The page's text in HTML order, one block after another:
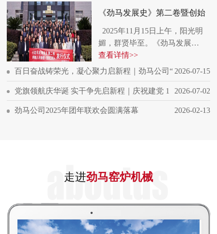
《劲马发展史》第二卷暨创始
2025年11月15日上午，阳光明
媚，群贤毕至。《劲马发展…
查看详情>>
2026-07-15
百日奋战铸荣光，凝心聚力启新程｜劲马公司“
2026-07-02
党旗领航庆华诞 实干争先启新程｜庆祝建党 1
2026-02-13
劲马公司2025年团年联欢会圆满落幕
走进劲马窑炉机械